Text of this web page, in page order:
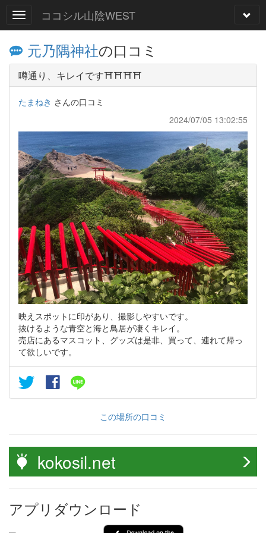
ココシル山陰WEST
元乃隅神社の口コミ
噂通り、キレイです⛩️⛩️⛩️⛩️
たまねき さんの口コミ
2024/07/05 13:02:55
映えスポットに印があり、撮影しやすいです。
抜けるような青空と海と鳥居が凄くキレイ。
売店にあるマスコット、グッズは是非、買って、連れて帰っ
て欲しいです。
この場所の口コミ
kokosil.net
アプリダウンロード